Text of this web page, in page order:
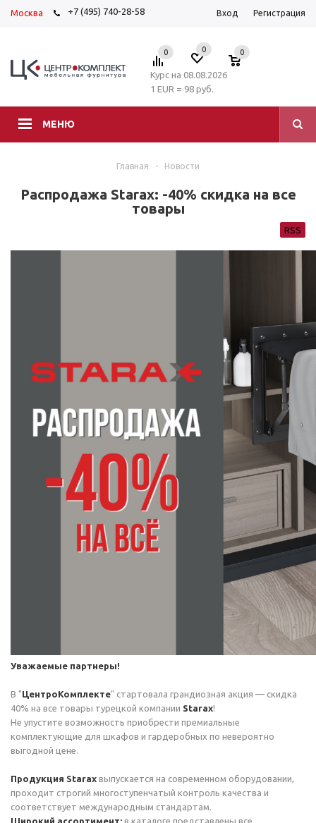
Москва +7 (495) 740-28-58 Вход Регистрация
МЕНЮ
0 0 0
Курс на 08.08.2026
1 EUR = 98 руб.
Главная - Новости
Распродажа Starax: -40% скидка на все
товары
RSS
Уважаемые партнеры!
В "ЦентроКомплекте" стартовала грандиозная акция — скидка
40% на все товары турецкой компании Starax!
Не упустите возможность приобрести премиальные
комплектующие для шкафов и гардеробных по невероятно
выгодной цене.
Продукция Starax выпускается на современном оборудовании,
проходит строгий многоступенчатый контроль качества и
соответствует международным стандартам.
Широкий ассортимент: в каталоге представлены все